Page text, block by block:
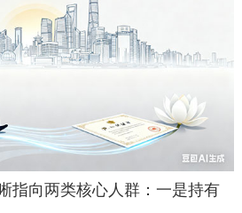
向两类核心人群：一是持有